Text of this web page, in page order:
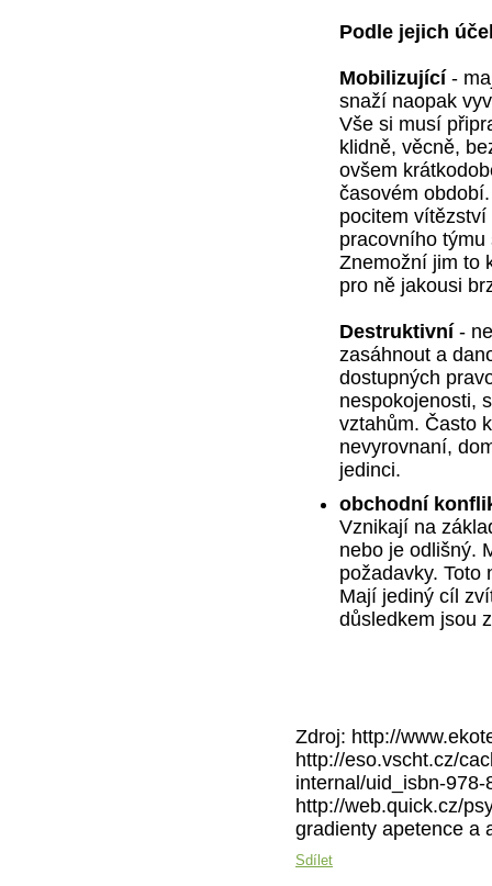
Podle jejich
Mobilizující -
snaží naopak
Vše si musí
klidně, věcně,
ovšem
časovém
pocitem
pracovního
Znemožní jim to
pro ně jakousi
Destruktivní -
zasáhnout a
dostupných
nespokojenosti,
vztahům. Často
nevyrovnaní,
jedinci.
obchodní
Vznikají na
nebo je odlišný.
požadavky.
Mají jediný cíl
důsledkem jsou
Zdroj: http://
http://eso.vscht.cz/
internal/uid_isbn-
http://web.quick.cz/
gradienty apetence a
Sdílet